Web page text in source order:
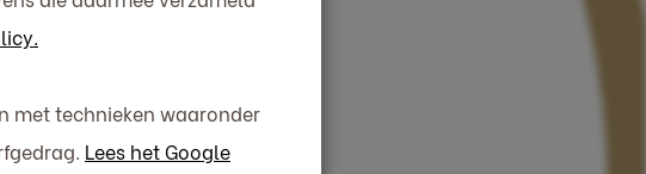
met technieken waaronder
Lees het Google